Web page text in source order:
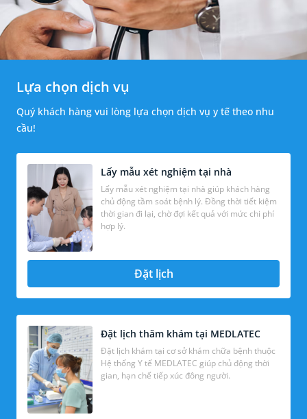
Lựa chọn dịch vụ
Quý khách hàng vui lòng lựa chọn dịch vụ y tế theo nhu
cầu!
Lấy mẫu xét nghiệm tại nhà
Lấy mẫu xét nghiệm tại nhà giúp khách hàng
chủ động tầm soát bệnh lý. Đồng thời tiết kiệm
thời gian đi lại, chờ đợi kết quả với mức chi phí
hợp lý.
Đặt lịch
Đặt lịch thăm khám tại MEDLATEC
Đặt lịch khám tại cơ sở khám chữa bệnh thuộc
Hệ thống Y tế MEDLATEC giúp chủ động thời
gian, hạn chế tiếp xúc đông người.